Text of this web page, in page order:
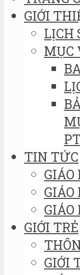
GIỚI
LỊCH
MỤC
TIN TỨC
GIÁO
GIỚI TRẺ
GIỚI